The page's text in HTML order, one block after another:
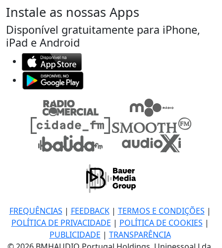
Instale as nossas Apps
Disponível gratuitamente para iPhone,
iPad e Android
FREQUÊNCIAS | FEEDBACK| TERMOS E CONDIÇÕES |
POLÍTICA DE PRIVACIDADE | POLÍTICA DE COOKIES |
PUBLICIDADE | TRANSPARÊNCIA